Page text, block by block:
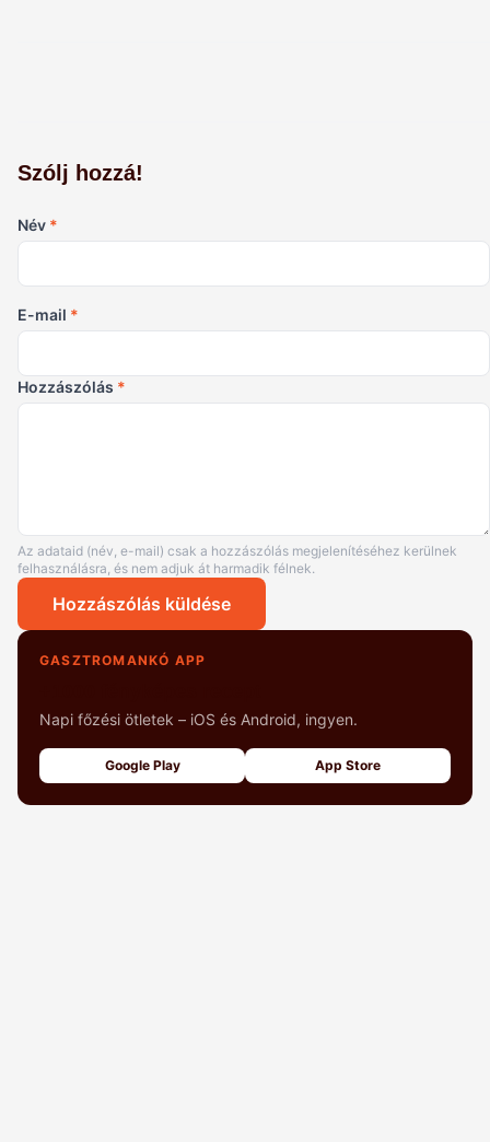
Szólj hozzá!
Név *
E-mail *
Hozzászólás *
Az adataid (név, e-mail) csak a hozzászólás megjelenítéséhez kerülnek
felhasználásra, és nem adjuk át harmadik félnek.
Hozzászólás küldése
GASZTROMANKÓ APP
Napi főzési ötletek – iOS és Android, ingyen.
Google Play App Store